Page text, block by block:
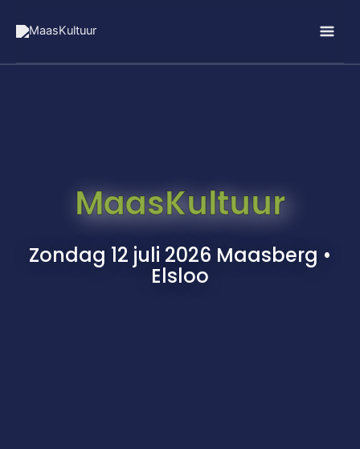
naar
inhoud
MaasKultuur
Zondag 12 juli 2026 Maasberg •
Elsloo​